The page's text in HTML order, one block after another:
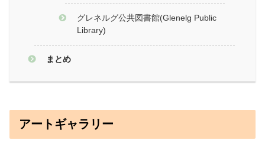
グレネルグ公共図書館(Glenelg Public
Library)
まとめ
アートギャラリー